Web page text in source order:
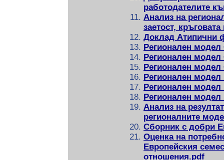
работодателите
Анализ на
заетост,
Доклад Атипични
Регионален
Регионален
Регионален
Регионален
Регионален
Регионален
Aнализ на
регионалните
Сборник с добри
Оценка на
Европейския
отношения.pdf